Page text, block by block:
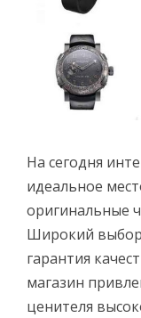
На сегодня
идеальное
оригинальные
Широкий выбор
гарантия
магазин
ценителя